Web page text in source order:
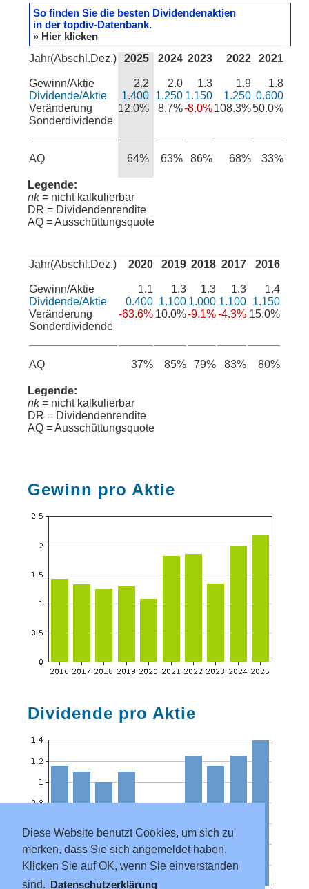
Diese Website benutzt Cookies, um sich zu
merken, dass Sie sich angemeldet haben.
Klicken Sie auf OK, wenn Sie einverstanden
sind. Datenschutzerklärung
So finden Sie die besten Dividendenaktien
in der topdiv-Datenbank.
» Hier klicken
Jahr(Abschl.Dez.)
Gewinn/Aktie
Dividende/Aktie
Veränderung
Sonderdividende
AQ
2025
2.2
1.400
12.0%
64%
2024
2.0
1.250
8.7%
63%
2023
1.3
1.150
-8.0%
86%
2022
1.9
1.250
108.3%
68%
2021
1.8
0.600
50.0%
33%
Legende:
nk= nicht kalkulierbar
DR = Dividendenrendite
AQ = Ausschüttungsquote
Jahr(Abschl.Dez.)
Gewinn/Aktie
Dividende/Aktie
Veränderung
Sonderdividende
AQ
2020
1.1
0.400
-63.6%
37%
2019
1.3
1.100
10.0%
85%
2018
1.3
1.000
-9.1%
79%
2017
1.3
1.100
-4.3%
83%
2016
1.4
1.150
15.0%
80%
Legende:
nk= nicht kalkulierbar
DR = Dividendenrendite
AQ = Ausschüttungsquote
Gewinn pro Aktie
Dividende pro Aktie